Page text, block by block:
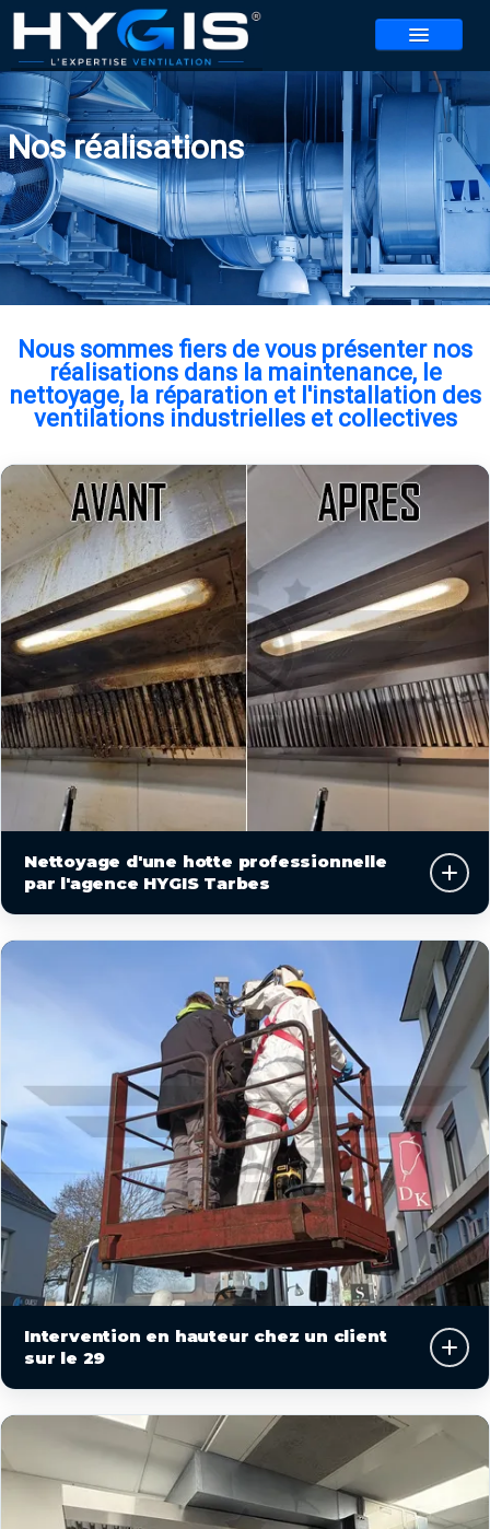
NOS SERVICES
NOS AGENCES▼
CONTACT
REALISATIONS
ACTUALITES
REJOIGNEZ-NOUS▼
JEU HYGIS 2026
Nos réalisations
Nous sommes fiers de vous présenter nos
réalisations dans la maintenance, le
nettoyage, la réparation et l'installation des
ventilations industrielles et collectives
Nettoyage d'une hotte professionnelle
par l'agence HYGIS Tarbes
Intervention en hauteur chez un client
sur le 29